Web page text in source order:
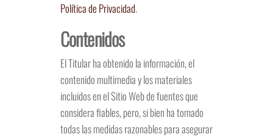
Política de Privacidad.
Contenidos
El Titular ha obtenido la información, el
contenido multimedia y los materiales
incluidos en el Sitio Web de fuentes que
considera fiables, pero, si bien ha tomado
todas las medidas razonables para asegurar